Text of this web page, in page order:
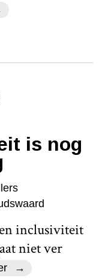
is nog
inclusiviteit
niet ver